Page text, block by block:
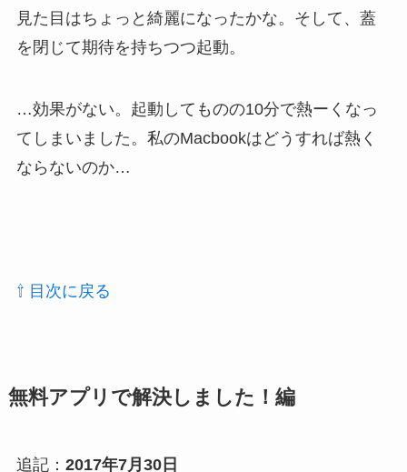
見た目はちょっと綺麗になったかな。そして、蓋
を閉じて期待を持ちつつ起動。
…効果がない。起動してものの10分で熱ーくなっ
てしまいました。私のMacbookはどうすれば熱く
ならないのか…
⇧ 目次に戻る
無料アプリで解決しました！編
追記： 2017年7月30日